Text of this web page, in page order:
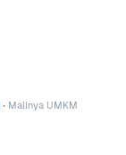
• Mallnya UMKM